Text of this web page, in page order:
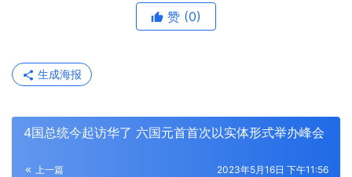
赞 (0)
生成海报
4国总统今起访华了 六国元首首次以实体形式举办峰会
上一篇 2023年5月16日 下午11:56